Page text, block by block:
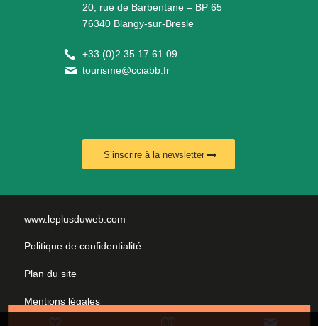
20, rue de Barbentane – BP 65
76340 Blangy-sur-Bresle
+33 (0)2 35 17 61 09
tourisme@cciabb.fr
S’inscrire à la newsletter
www.leplusduweb.com
Politique de confidentialité
Plan du site
Mentions légales